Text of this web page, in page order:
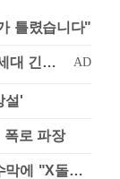
틀렸습니다"
설'
로 파장
김희철, 거꾸로 걸린 광복절 태극기 현수막에 "X돌았네"